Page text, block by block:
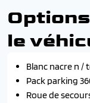
le
Blanc nacre n /
Pack parking
Roue de